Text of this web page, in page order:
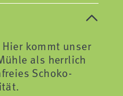
kommt unser
als herrlich
Schoko-